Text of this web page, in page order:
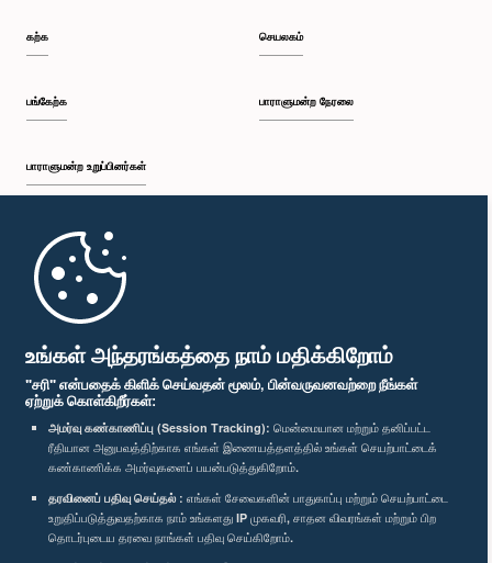
உங்கள் அந்தரங்கத்தை நாம் மதிக்கிறோம்
"சரி" என்பதைக் கிளிக் செய்வதன் மூலம், பின்வருவனவற்றை நீங்கள்
ஏற்றுக் கொள்கிறீர்கள்:
அமர்வு கண்காணிப்பு (Session Tracking): மென்மையான மற்றும் தனிப்பட்ட
ரீதியான அனுபவத்திற்காக எங்கள் இணையத்தளத்தில் உங்கள் செயற்பாட்டைக்
கண்காணிக்க அமர்வுகளைப் பயன்படுத்துகிறோம்.
தரவினைப் பதிவு செய்தல் : எங்கள் சேவைகளின் பாதுகாப்பு மற்றும் செயற்பாட்டை
உறுதிப்படுத்துவதற்காக நாம் உங்களது IP முகவரி, சாதன விவரங்கள் மற்றும் பிற
தொடர்புடைய தரவை நாங்கள் பதிவு செய்கிறோம்.
உறுப்பினர்
கற்க
பங்கேற்க
பாராளுமன்ற உறுப்பினர்கள்
முதற்பக்கம்
செயலகம்
பாராளுமன்ற நேரலை
பாராளுமன்ற கையடக்க செயலி
எம்மை பின்தொடர்க :
விருதுகள்